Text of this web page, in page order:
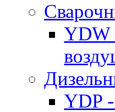
YDW
YDP